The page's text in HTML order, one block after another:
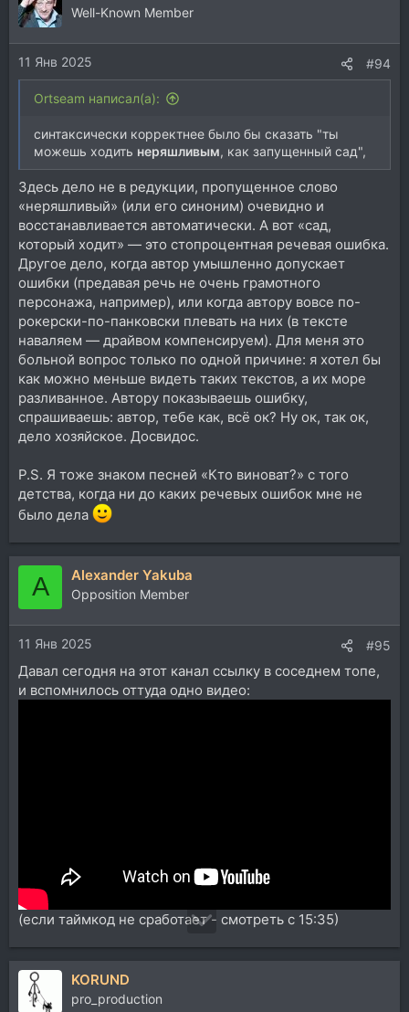
ц
и
и
:
Well-Known Member
11 Янв 2025 #94
Ortseam написал(а):
синтаксически корректнее было бы сказать "ты
можешь ходить неряшливым, как запущенный сад",
Здесь дело не в редукции, пропущенное слово
«неряшливый» (или его синоним) очевидно и
восстанавливается автоматически. А вот «сад,
который ходит» — это стопроцентная речевая ошибка.
Другое дело, когда автор умышленно допускает
ошибки (предавая речь не очень грамотного
персонажа, например), или когда автору вовсе по-
рокерски-по-панковски плевать на них (в тексте
наваляем — драйвом компенсируем). Для меня это
больной вопрос только по одной причине: я хотел бы
как можно меньше видеть таких текстов, а их море
разливанное. Автору показываешь ошибку,
спрашиваешь: автор, тебе как, всё ок? Ну ок, так ок,
дело хозяйское. Досвидос.
P.S. Я тоже знаком песней «Кто виноват?» с того
детства, когда ни до каких речевых ошибок мне не
было дела
A Alexander Yakuba
Opposition Member
11 Янв 2025 #95
Давал сегодня на этот канал ссылку в соседнем топе,
и вспомнилось оттуда одно видео:
(если таймкод не сработает - смотреть с 15:35)
KORUND
pro_production